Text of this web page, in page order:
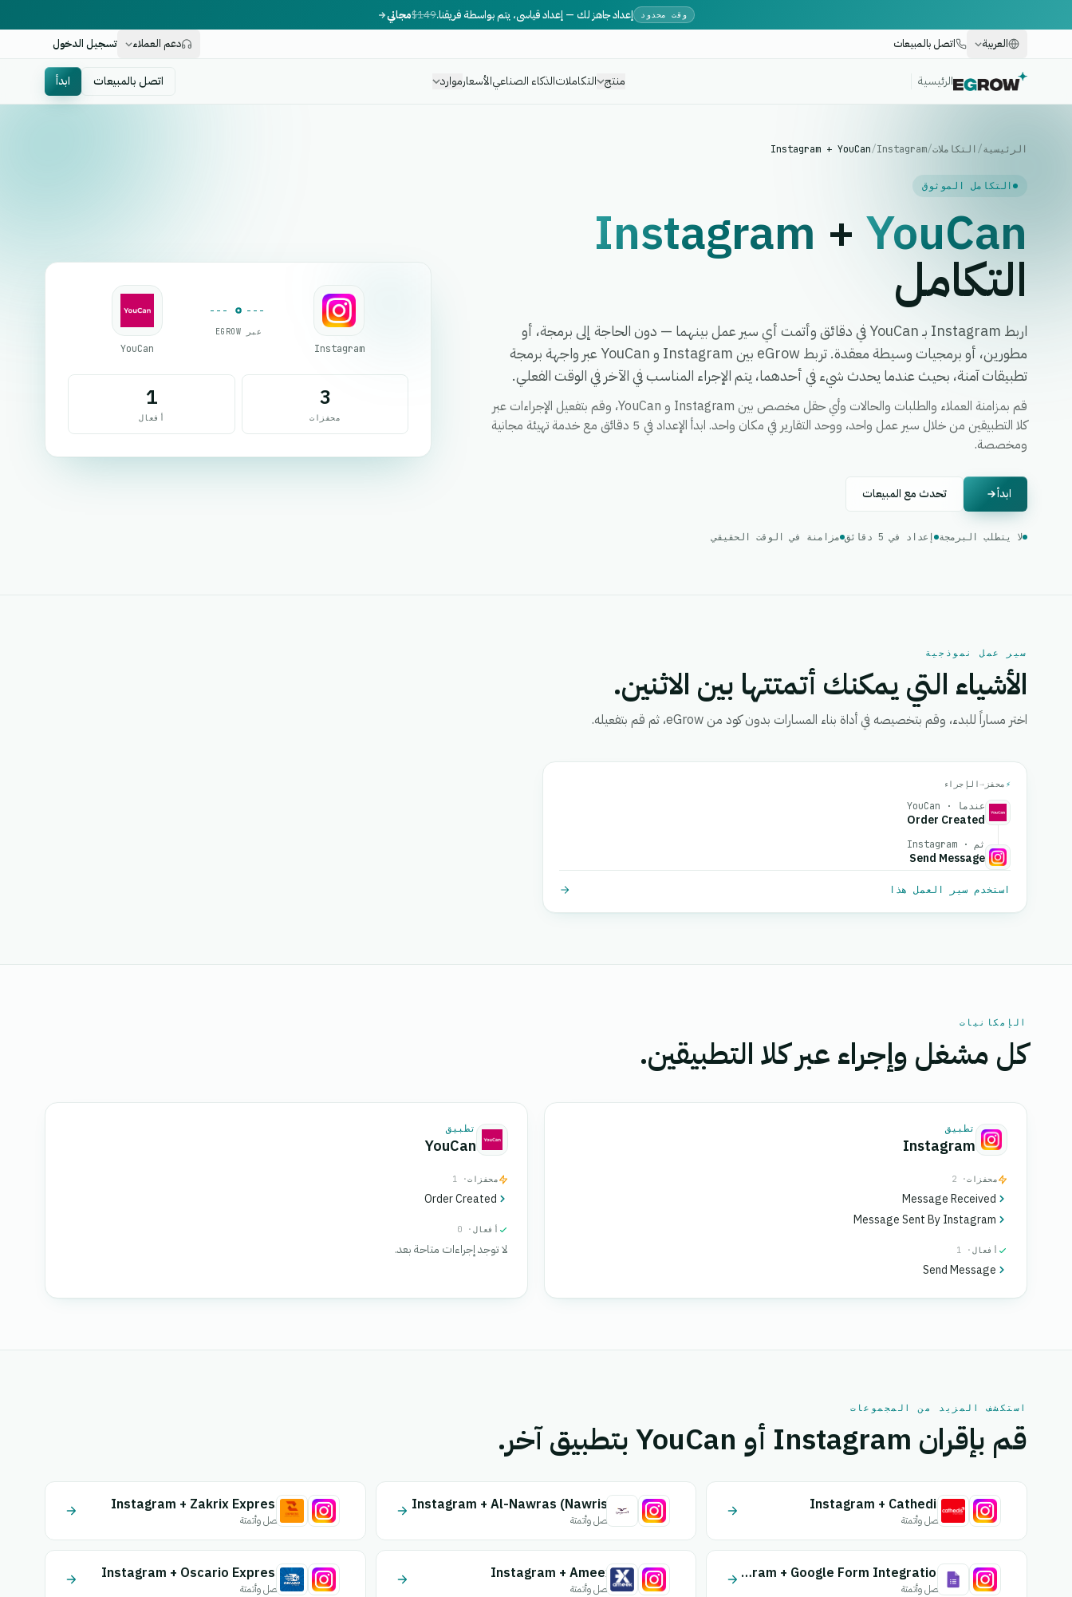
وقت محدود إعداد جاهز لك — إعداد قياسي، يتم بواسطة فريقنا.$149مجاني
العربية
اتصل بالمبيعات دعم العملاء تسجيل الدخول
الرئيسية منتج التكاملاتالذكاء الصناعيالأسعارموارد اتصل بالمبيعات ابدأ
الرئيسية/ التكاملات/
Instagram
/
Instagram + YouCan
التكامل الموثوق
Instagram + YouCan
التكامل
اربط Instagram بـ YouCan في دقائق وأتمت أي سير عمل بينهما — دون الحاجة إلى برمجة، أو
مطورين، أو برمجيات وسيطة معقدة. تربط eGrow بين Instagram و YouCan عبر واجهة برمجة
تطبيقات آمنة، بحيث عندما يحدث شيء في أحدهما، يتم الإجراء المناسب في الآخر في الوقت الفعلي.
قم بمزامنة العملاء والطلبات والحالات وأي حقل مخصص بين Instagram و YouCan، وقم بتفعيل الإجراءات عبر
كلا التطبيقين من خلال سير عمل واحد، ووحد التقارير في مكان واحد. ابدأ الإعداد في 5 دقائق مع خدمة تهيئة مجانية
ومخصصة.
ابدأ تحدث مع المبيعات
لا يتطلب البرمجة إعداد في 5 دقائق مزامنة في الوقت الحقيقي
Instagram
عبر EGROW
YouCan
3
محفزات
1
أفعال
سير عمل نموذجية
الأشياء التي يمكنك أتمتتها بين الاثنين.
اختر مساراً للبدء، وقم بتخصيصه في أداة بناء المسارات بدون كود من eGrow، ثم قم بتفعيله.
⚡ محفز →الإجراء
عندما · YouCan
Order Created
ثم · Instagram
Send Message
استخدم سير العمل هذا
الإمكانيات
كل مشغل وإجراء عبر كلا التطبيقين.
تطبيق
Instagram
محفزات· 2
Message Received
Message Sent By Instagram
أفعال · 1
Send Message
تطبيق
YouCan
محفزات· 1
Order Created
أفعال · 0
لا توجد إجراءات متاحة بعد.
استكشف المزيد من المجموعات
قم بإقران Instagram أو YouCan بتطبيق آخر.
Instagram + Cathedis
اتصل وأتمتة
Instagram + Al-Nawras (Nawris)
اتصل وأتمتة
Instagram + Zakrix Express
اتصل وأتمتة
Instagram + Google Form Integration
اتصل وأتمتة
Instagram + Ameex
اتصل وأتمتة
Instagram + Oscario Express
اتصل وأتمتة